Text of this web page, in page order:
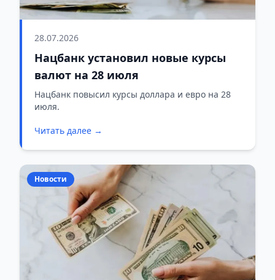
28.07.2026
Нацбанк установил новые курсы
валют на 28 июля
Нацбанк повысил курсы доллара и евро на 28
июля.
Читать далее →
Новости